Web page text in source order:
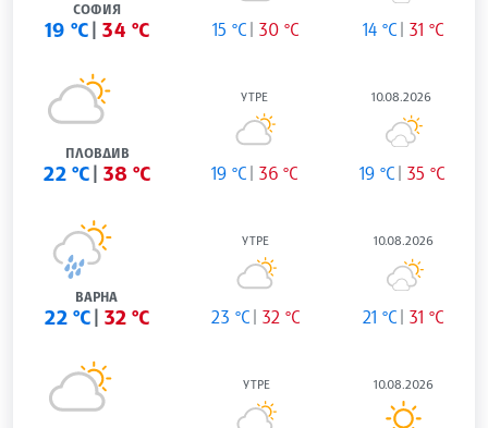
СОФИЯ
19 °C 34 °C 15 °C 30 °C 14 °C 31 °C
ПЛОВДИВ
22 °C 38 °C
УТРЕ
19 °C 36 °C
10.08.2026
19 °C 35 °C
ВАРНА
22 °C 32 °C
УТРЕ
23 °C 32 °C
10.08.2026
21 °C 31 °C
УТРЕ 10.08.2026